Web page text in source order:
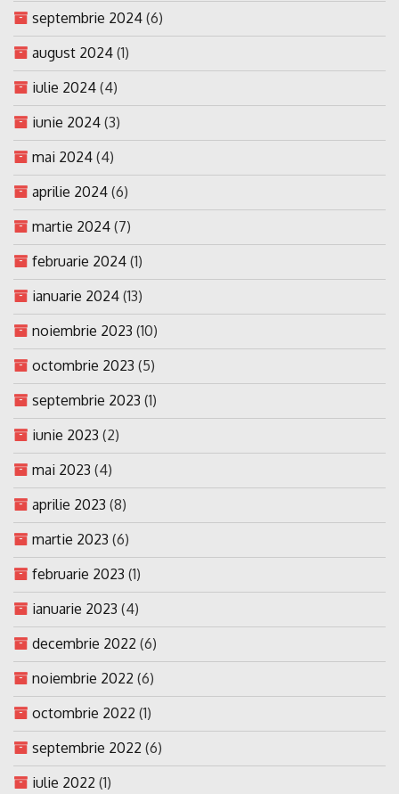
septembrie 2024 (6)
august 2024 (1)
iulie 2024 (4)
iunie 2024 (3)
mai 2024 (4)
aprilie 2024 (6)
martie 2024 (7)
februarie 2024 (1)
ianuarie 2024 (13)
noiembrie 2023 (10)
octombrie 2023 (5)
septembrie 2023 (1)
iunie 2023 (2)
mai 2023 (4)
aprilie 2023 (8)
martie 2023 (6)
februarie 2023 (1)
ianuarie 2023 (4)
decembrie 2022 (6)
noiembrie 2022 (6)
octombrie 2022 (1)
septembrie 2022 (6)
iulie 2022 (1)